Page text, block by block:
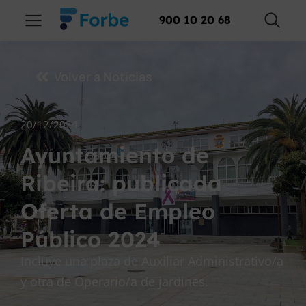
900 10 20 68
20/12/2024
Ayuntamiento de
Ribeira: publicada
Oferta de Empleo
Público 2024
Incluye una plaza de Auxiliar Administrativo/a
y otra de Operario/a de jardines.